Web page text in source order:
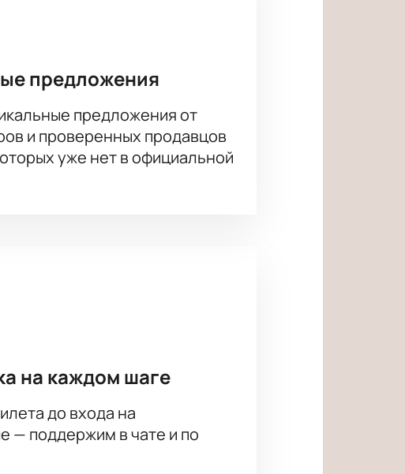
предложения
предложения от
и проверенных продавцов
уже нет в официальной
на каждом шаге
до входа на
— поддержим в чате и по